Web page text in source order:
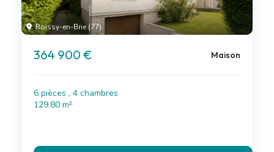
Roissy-en-Brie (77)
364 900 € Maison
6 pièces , 4 chambres
129.80 m²